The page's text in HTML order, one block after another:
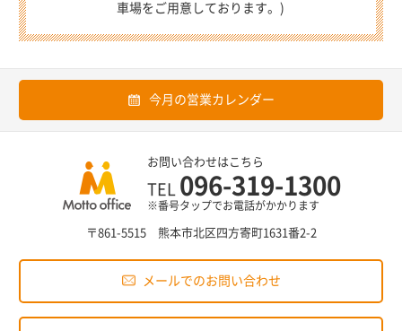
車場をご用意しております。)
今月の営業カレンダー
お問い合わせはこちら
TEL 096-319-1300
※番号タップでお電話がかかります
〒861-5515 熊本市北区四方寄町1631番2-2
メールでのお問い合わせ